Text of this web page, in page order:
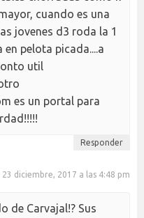
cuando es una
jovenes d3 roda la 1
pelota picada....a
util
es un portal para
Responder
23 diciembre, 2017 a las 4:48 pm
de Carvajal!? Sus